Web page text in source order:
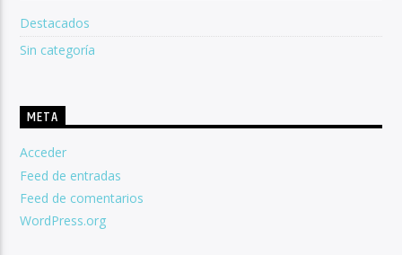
Destacados
Sin categoría
META
Acceder
Feed de entradas
Feed de comentarios
WordPress.org